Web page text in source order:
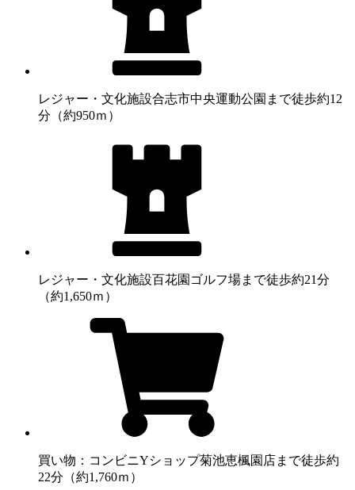
レジャー・文化施設合志市中央運動公園まで徒歩約12
分（約950ｍ）
レジャー・文化施設百花園ゴルフ場まで徒歩約21分
（約1,650ｍ）
買い物：コンビニYショップ菊池恵楓園店まで徒歩約
22分（約1,760ｍ）